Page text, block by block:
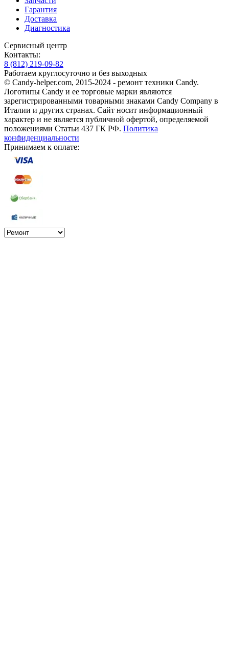
Гарантия
Доставка
Диагностика
Сервисный центр
Контакты:
8 (812) 219-09-82
Работаем круглосуточно и без выходных
© Candy-helper.com, 2015-2024 - ремонт техники Candy.
Логотипы Candy и ее торговые марки являются
зарегистрированными товарными знаками Candy Company в
Италии и других странах. Сайт носит информационный
характер и не является публичной офертой, определяемой
положениями Статьи 437 ГК РФ. Политика
конфиденциальности
Принимаем к оплате: